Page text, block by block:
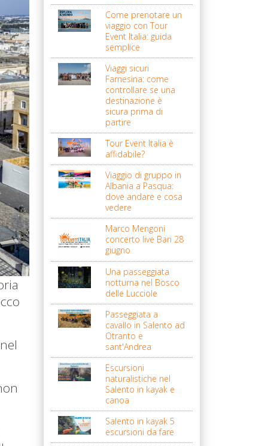
Come prenotare un
viaggio con Tour
Event Italia: guida
semplice
Viaggi sicuri
Farnesina: come
controllare se una
destinazione è
sicura prima di
partire
Tour Event Italia è
affidabile?
Viaggio di gruppo in
Albania a Pasqua:
dove andare e cosa
vedere
Marco Mengoni
concerto live Bari 28
giugno
Una passeggiata
notturna nel Bosco
delle Lucciole
Passeggiata a
cavallo in Salento ad
Otranto e
sant'Andrea
Escursioni
naturalistiche nel
Salento in kayak e
canoa
Salento in kayak 5
escursioni da fare